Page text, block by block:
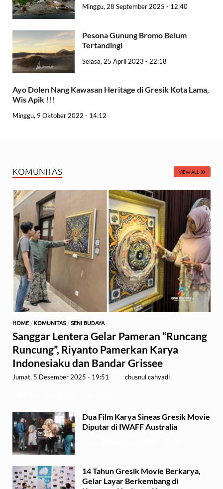
Minggu, 28 September 2025 - 12:40
Pesona Gunung Bromo Belum
Tertandingi
Selasa, 25 April 2023 - 22:18
Ayo Dolen Nang Kawasan Heritage di Gresik Kota Lama,
Wis Apik !!!
Minggu, 9 Oktober 2022 - 14:12
KOMUNITAS VIEW ALL
HOME / KOMUNITAS/ SENI BUDAYA
Sanggar Lentera Gelar Pameran “Runcang
Runcung”, Riyanto Pamerkan Karya
Indonesiaku dan Bandar Grissee
Jumat, 5 Desember 2025 - 19:51 chusnul cahyadi
Dua Film Karya Sineas Gresik Movie
Diputar di IWAFF Australia
14 Tahun Gresik Movie Berkarya,
Gelar Layar Berkembang di